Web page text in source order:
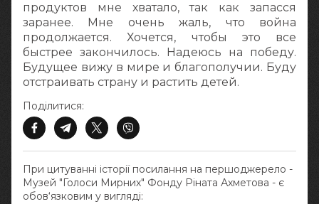
продуктов мне хватало, так как запасся
заранее. Мне очень жаль, что война
продолжается. Хочется, чтобы это все
быстрее закончилось. Надеюсь на победу.
Будущее вижу в мире и благополучии. Буду
отстраивать страну и растить детей.
При цитуванні історії посилання на першоджерело -
Музей "Голоси Мирних" Фонду Ріната Ахметова - є
обов‘язковим у вигляді:
Поділитися: